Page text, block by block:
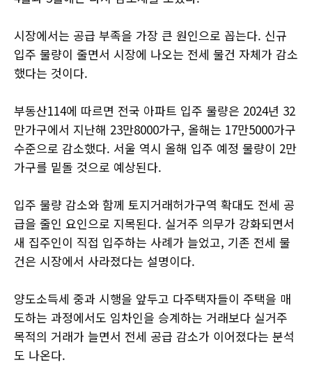
시장에서는 공급 부족을 가장 큰 원인으로 꼽는다. 신규
입주 물량이 줄면서 시장에 나오는 전세 물건 자체가 감소
했다는 것이다.
부동산114에 따르면 전국 아파트 입주 물량은 2024년 32
만가구에서 지난해 23만8000가구, 올해는 17만5000가구
수준으로 감소했다. 서울 역시 올해 입주 예정 물량이 2만
가구를 밑돌 것으로 예상된다.
입주 물량 감소와 함께 토지거래허가구역 확대도 전세 공
급을 줄인 요인으로 지목된다. 실거주 의무가 강화되면서
새 집주인이 직접 입주하는 사례가 늘었고, 기존 전세 물
건은 시장에서 사라졌다는 설명이다.
양도소득세 중과 시행을 앞두고 다주택자들이 주택을 매
도하는 과정에서도 임차인을 승계하는 거래보다 실거주
목적의 거래가 늘면서 전세 공급 감소가 이어졌다는 분석
도 나온다.